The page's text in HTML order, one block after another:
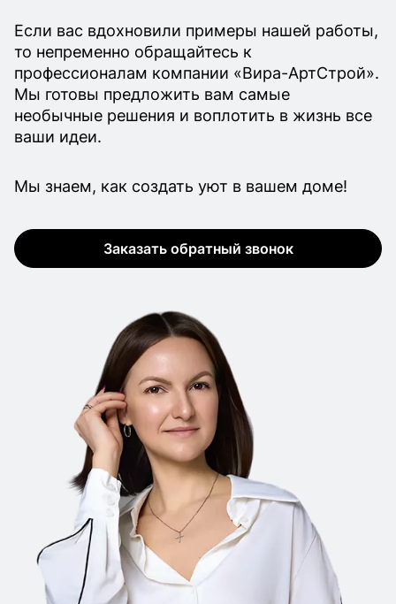
Если вас вдохновили примеры нашей работы,
то непременно обращайтесь к
профессионалам компании «Вира-АртСтрой».
Мы готовы предложить вам самые
необычные решения и воплотить в жизнь все
ваши идеи.
Мы знаем, как создать уют в вашем доме!
Заказать обратный звонок